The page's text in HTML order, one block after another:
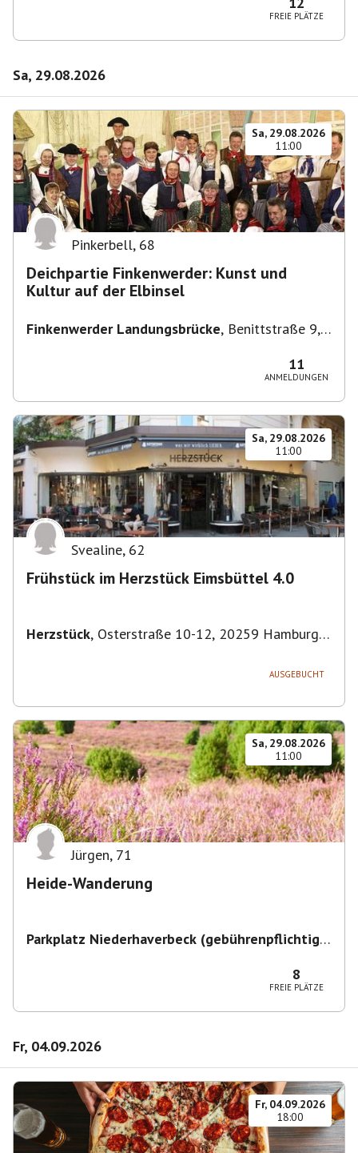
FREIE PLÄTZE
Sa, 29.08.2026
Sa, 29.08.2026
11:00
Pinkerbell, 68
Deichpartie Finkenwerder: Kunst und
Kultur auf der Elbinsel
Finkenwerder Landungsbrücke, Benittstraße 9,
11
ANMELDUNGEN
Sa, 29.08.2026
11:00
Svealine, 62
Frühstück im Herzstück Eimsbüttel 4.0
Herzstück, Osterstraße 10-12, 20259 Hamburg-
AUSGEBUCHT
Sa, 29.08.2026
11:00
Jürgen, 71
Heide-Wanderung
Parkplatz Niederhaverbeck (gebührenpflichtig),
8
FREIE PLÄTZE
Fr, 04.09.2026
Fr, 04.09.2026
18:00